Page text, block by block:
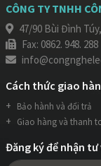
CÔNG TY TNHH
47/90 Bùi Đình
Fax: 0862. 948. 288
Cách thức giao
Bảo hành và đổi trả
Giao hàng và thanh
Đăng ký để nhận tư